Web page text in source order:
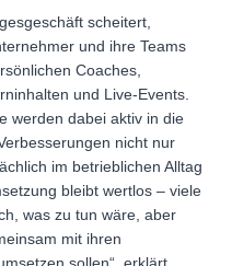
scheitert,
und ihre Teams
Coaches,
und Live-Events.
werden dabei aktiv in die
nicht nur
im betrieblichen Alltag
bleibt wertlos – viele
was zu tun wäre, aber
mit ihren